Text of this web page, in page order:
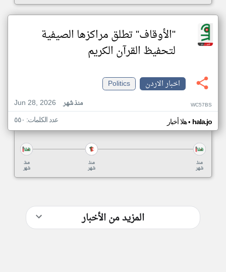
"الأوقاف" تطلق مراكزها الصيفية
لتحفيظ القرآن الكريم
اخبار الاردن
Politics
Jun 28, 2026
منذ شهر WC57BS
هلا أخبار• hala.jo عدد الكلمات: ٥٥٠
منذ
شهر
منذ
شهر
منذ
شهر
المزيد من الأخبار